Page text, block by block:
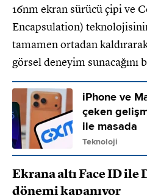
16nm ekran sürücü çipi ve
Encapsulation)
tamamen ortadan
görsel deneyim sunacağını
iPhone ve
çeken
ile masada
Teknoloji
Ekrana altı Face ID
dönemi kapanıyor